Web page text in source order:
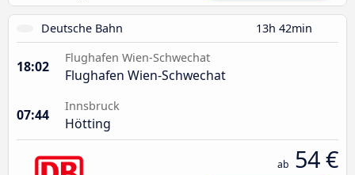
Deutsche Bahn 13h 42min
18:02
Flughafen Wien-Schwechat
Flughafen Wien-Schwechat
07:44
Innsbruck
Hötting
ab 54 €